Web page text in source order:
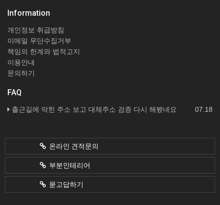
Information
개인정보 취급방침
이메일 무단수집거부
책임의 한계와 법적고지
이용안내
문의하기
FAQ
07.18
출근길에 막힌 주소 보고 대체주소 검증 다시 해봤네요
온라인 견적문의
부분인테리어
묻고답하기